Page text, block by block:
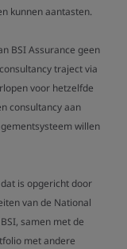
kunnen aantasten.
BSI Assurance geen
traject via
voor hetzelfde
consultancy aan
willen
is opgericht door
van de National
samen met de
met andere